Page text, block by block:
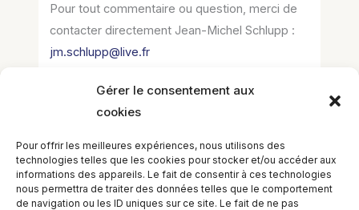
Gérer le consentement aux
cookies
Pour offrir les meilleures expériences, nous utilisons des
technologies telles que les cookies pour stocker et/ou accéder aux
informations des appareils. Le fait de consentir à ces technologies
nous permettra de traiter des données telles que le comportement
de navigation ou les ID uniques sur ce site. Le fait de ne pas
Pour tout commentaire ou question, merci de
contacter directement Jean-Michel Schlupp :
jm.schlupp@live.fr
EQUILIBIOS FORMATION Inc. 5748 9e Avenue, Montréal (QC)
H1Y 2J9 Canada